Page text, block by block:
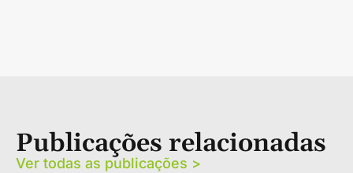
Publicações relacionadas
Ver todas as publicações >